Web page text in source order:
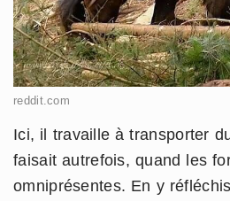
reddit.com
Ici, il travaille à transporter
faisait autrefois, quand les
omniprésentes. En y